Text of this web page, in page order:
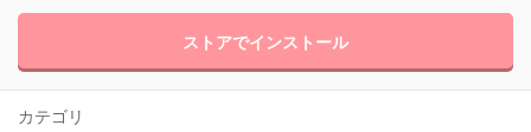
ストアでインストール
カテゴリ